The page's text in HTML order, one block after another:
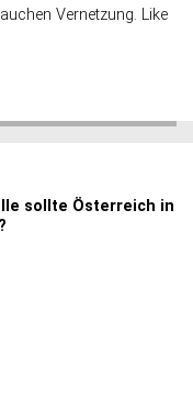
Vernetzung. Like
sollte Österreich in